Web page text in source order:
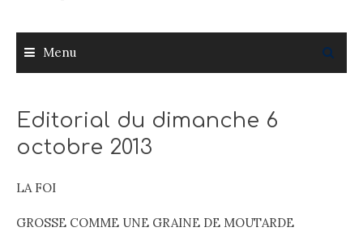
Menu
Editorial du dimanche 6
octobre 2013
LA FOI
GROSSE COMME UNE GRAINE DE MOUTARDE